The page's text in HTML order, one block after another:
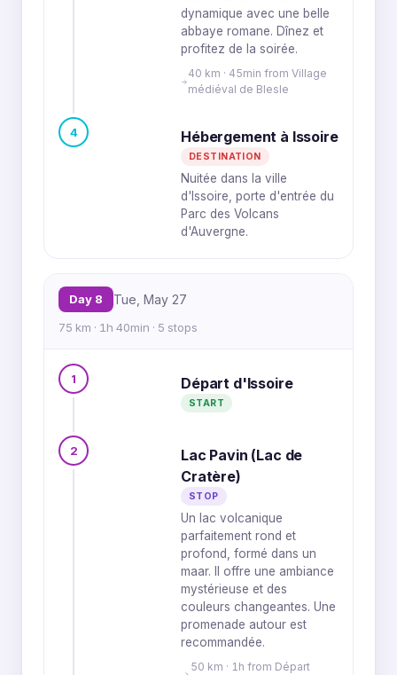
dynamique avec une belle
abbaye romane. Dînez et
profitez de la soirée.
40 km · 45min from Village
médiéval de Blesle
4 Hébergement à Issoire
DESTINATION
Nuitée dans la ville
d'Issoire, porte d'entrée du
Parc des Volcans
d'Auvergne.
Day 8 Tue, May 27
75 km · 1h 40min · 5 stops
1 Départ d'Issoire
START
2
Lac Pavin (Lac de
Cratère)
STOP
Un lac volcanique
parfaitement rond et
profond, formé dans un
maar. Il offre une ambiance
mystérieuse et des
couleurs changeantes. Une
promenade autour est
recommandée.
50 km · 1h from Départ